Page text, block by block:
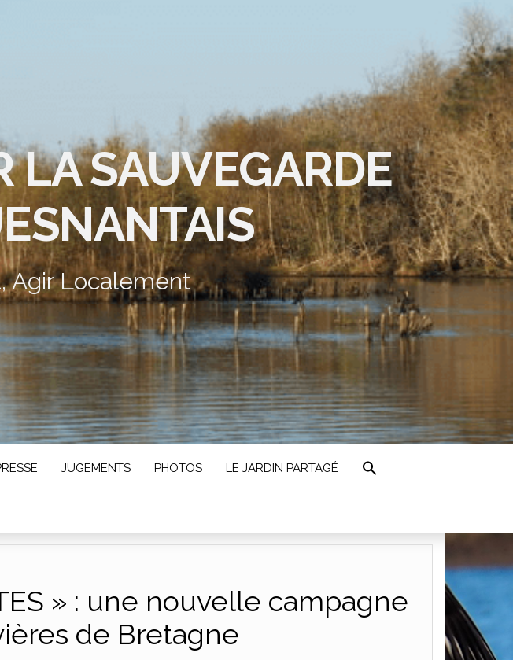
LA SAUVEGARDE
Agir Localement
JUGEMENTS PHOTOS LE JARDIN PARTAGÉ
» : une nouvelle campagne
de Bretagne